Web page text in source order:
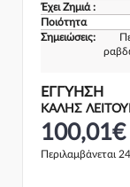
Έχει Ζημιά :
Ποιότητα
Σημειώσεις:
ΕΓΓΎΗΣΗ
ΚΑΛΗΣ
100,01€
Περιλαμβάνεται